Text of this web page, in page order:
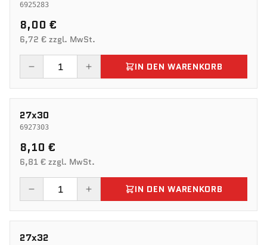
6925283
8,00 €
6,72 € zzgl. MwSt.
IN DEN WARENKORB
27x30
6927303
8,10 €
6,81 € zzgl. MwSt.
IN DEN WARENKORB
27x32